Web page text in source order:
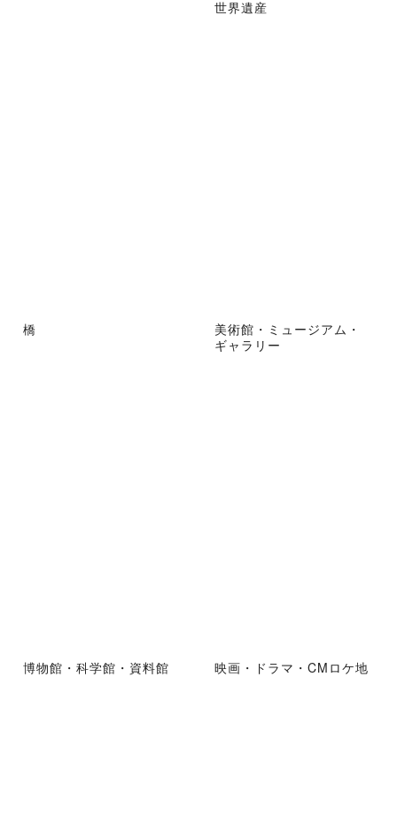
世界遺産
橋
美術館・ミュージアム・
ギャラリー
博物館・科学館・資料館 映画・ドラマ・CMロケ地